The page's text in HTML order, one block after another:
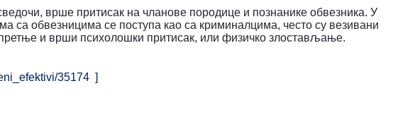
врше притисак на чланове породице и познанике обвезника. У
са обвезницима се поступа као са криминалцима, често су везивани
и врши психолошки притисак, или физичко злостављање.
efektivi/35174 ]